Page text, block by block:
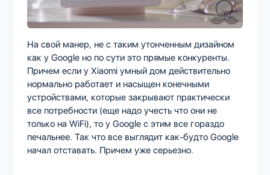
На свой манер, не с таким утонченным дизайном
как у Google но по сути это прямые конкуренты.
Причем если у Xiaomi умный дом действительно
нормально работает и насыщен конечными
устройствами, которые закрывают практически
все потребности (еще надо учесть что они не
только на WiFi), то у Google с этим все гораздо
печальнее. Так что все выглядит как-будто Google
начал отставать. Причем уже серьезно.